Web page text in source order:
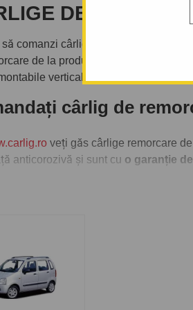
DE
să comanzi cârlig de remorcare
de la producători de top precum
verticale cu cheiță antifurt.
cârlig de
veți găs cârlige remorcare
anticorozivă și sunt cu o garanție
fiecare cârlig de remorcare, aveți